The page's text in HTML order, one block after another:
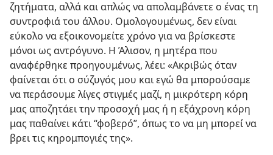
ζητήματα, αλλά και απλώς να απολαμβάνετε ο ένας τη
συντροφιά του άλλου. Ομολογουμένως, δεν είναι
εύκολο να εξοικονομείτε χρόνο για να βρίσκεστε
μόνοι ως αντρόγυνο. Η Άλισον, η μητέρα που
αναφέρθηκε προηγουμένως, λέει: «Ακριβώς όταν
φαίνεται ότι ο σύζυγός μου και εγώ θα μπορούσαμε
να περάσουμε λίγες στιγμές μαζί, η μικρότερη κόρη
μας αποζητάει την προσοχή μας ή η εξάχρονη κόρη
μας παθαίνει κάτι “φοβερό”, όπως το να μη μπορεί να
βρει τις κηρομπογιές της».